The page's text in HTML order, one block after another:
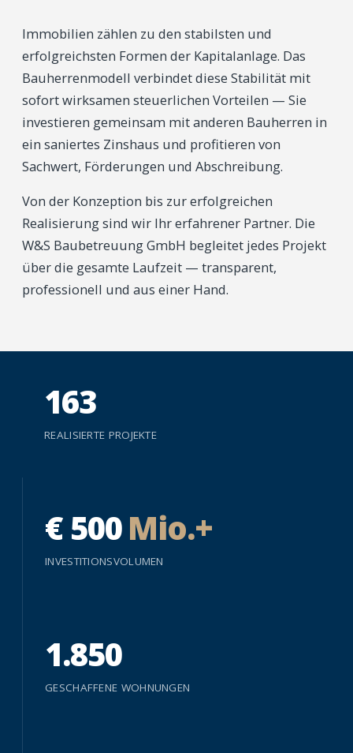
Immobilien zählen zu den stabilsten und
erfolgreichsten Formen der Kapitalanlage. Das
Bauherrenmodell verbindet diese Stabilität mit
sofort wirksamen steuerlichen Vorteilen — Sie
investieren gemeinsam mit anderen Bauherren in
ein saniertes Zinshaus und profitieren von
Sachwert, Förderungen und Abschreibung.
Von der Konzeption bis zur erfolgreichen
Realisierung sind wir Ihr erfahrener Partner. Die
W&S Baubetreuung GmbH begleitet jedes Projekt
über die gesamte Laufzeit — transparent,
professionell und aus einer Hand.
163
REALISIERTE PROJEKTE
€ 500Mio.+
INVESTITIONSVOLUMEN
1.850
GESCHAFFENE WOHNUNGEN